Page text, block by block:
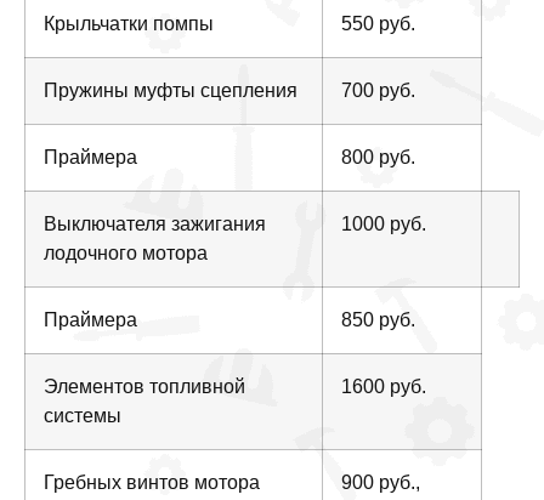
Крыльчатки помпы 550 руб.
Пружины муфты сцепления 700 руб.
Праймера 800 руб.
Выключателя зажигания
лодочного мотора
1000 руб.
Праймера 850 руб.
Элементов топливной
системы
1600 руб.
Гребных винтов мотора
900 руб.,